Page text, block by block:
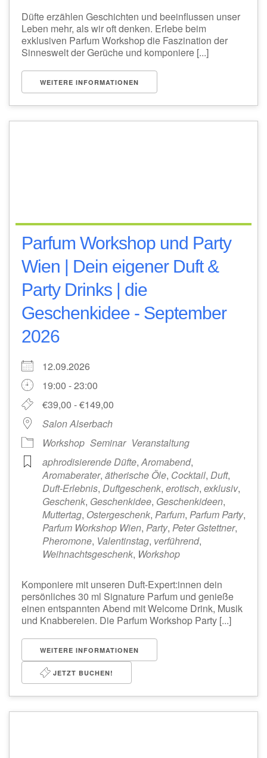
Düfte erzählen Geschichten und beeinflussen unser
Leben mehr, als wir oft denken. Erlebe beim
exklusiven Parfum Workshop die Faszination der
Sinneswelt der Gerüche und komponiere [...]
WEITERE INFORMATIONEN
Parfum Workshop und Party
Wien | Dein eigener Duft &
Party Drinks | die
Geschenkidee - September
2026
12.09.2026
19:00 - 23:00
€39,00 - €149,00
Salon Alserbach
Workshop Seminar Veranstaltung
aphrodisierende Düfte,Aromabend,
Aromaberater, ätherische Öle, Cocktail, Duft,
Duft-Erlebnis, Duftgeschenk, erotisch, exklusiv,
Geschenk, Geschenkidee, Geschenkideen,
Muttertag, Ostergeschenk, Parfum, Parfum Party,
Parfum Workshop Wien, Party, Peter Gstettner,
Pheromone, Valentinstag, verführend,
Weihnachtsgeschenk, Workshop
Komponiere mit unseren Duft-Expert:innen dein
persönliches 30 ml Signature Parfum und genieße
einen entspannten Abend mit Welcome Drink, Musik
und Knabbereien. Die Parfum Workshop Party [...]
WEITERE INFORMATIONEN
JETZT BUCHEN!